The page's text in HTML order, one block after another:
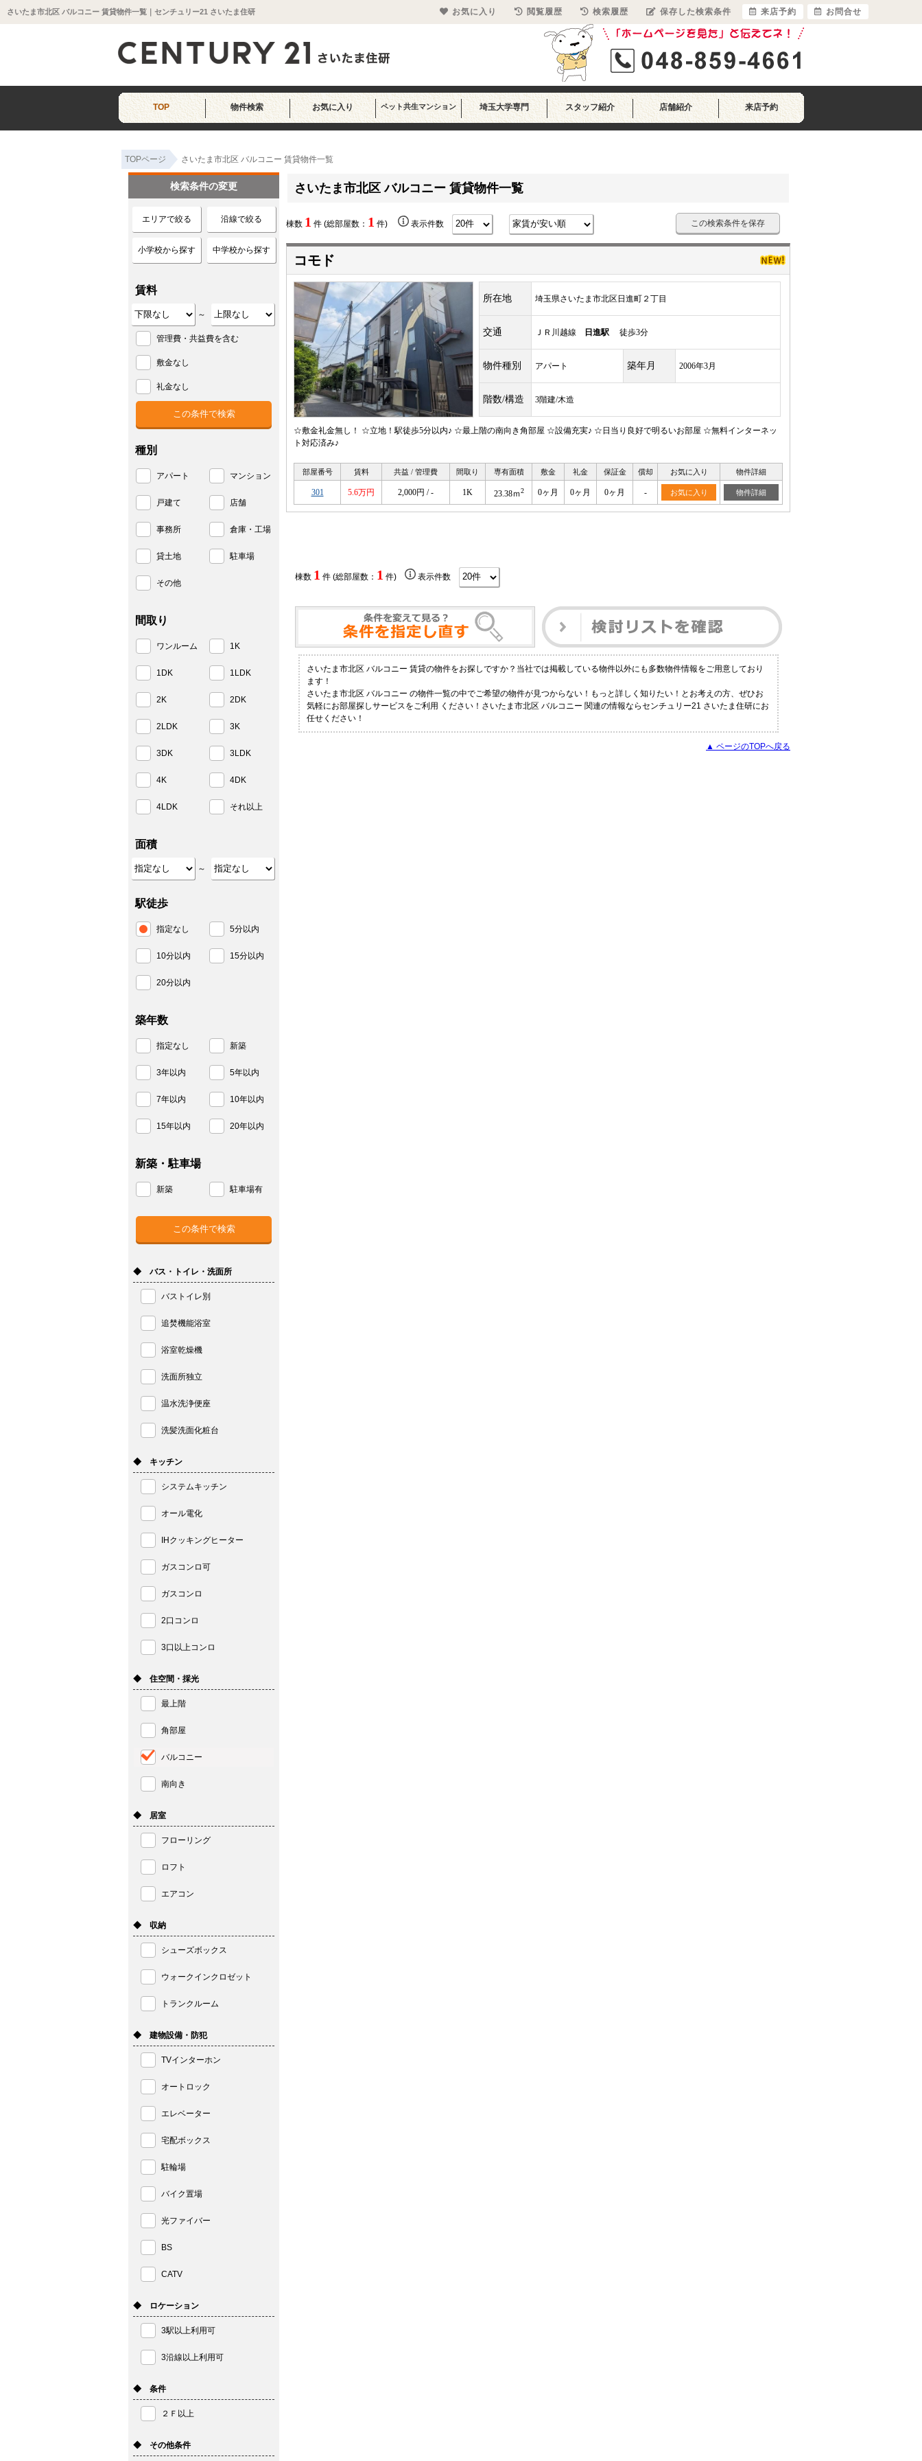
さいたま市北区 バルコニー 賃貸物件一覧｜センチュリー21 さいたま住研
TOP 物件検索 お気に入り ペット共生マンション 埼玉大学専門 スタッフ紹介 店舗紹介 来店予約
TOPページ さいたま市北区 バルコニー 賃貸物件一覧
さいたま市北区 バルコニー 賃貸物件一覧
棟数 1 件 (総部屋数： 1 件) 表示件数 この検索条件を保存
コモド
所在地 埼玉県さいたま市北区日進町２丁目
交通 ＪＲ川越線 日進駅 徒歩3分
物件種別 アパート 築年月 2006年3月
階数/構造 3階建/木造
☆敷金礼金無し！ ☆立地！駅徒歩5分以内♪ ☆最上階の南向き角部屋 ☆設備充実♪ ☆日当り良好で明るいお部屋 ☆無料インターネッ
ト対応済み♪
部屋番号 賃料 共益 / 管理費 間取り 専有面積 敷金 礼金 保証金 償却 お気に入り 物件詳細
301 5.6万円 2,000円 / - 1K 23.38ｍ2 0ヶ月 0ヶ月 0ヶ月 - お気に入り 物件詳細
棟数 1 件 (総部屋数： 1 件) 表示件数
さいたま市北区 バルコニー 賃貸の物件をお探しですか？当社では掲載している物件以外にも多数物件情報をご用意しており
ます！
さいたま市北区 バルコニー の物件一覧の中でご希望の物件が見つからない！もっと詳しく知りたい！とお考えの方、ぜひお
気軽にお部屋探しサービスをご利用 ください！さいたま市北区 バルコニー 関連の情報ならセンチュリー21 さいたま住研にお
任せください！
▲ ページのTOPへ戻る
検索条件の変更
エリアで絞る 沿線で絞る
小学校から探す 中学校から探す
賃料
～
管理費・共益費を含む
敷金なし
礼金なし
種別
アパート マンション
戸建て 店舗
事務所 倉庫・工場
貸土地 駐車場
その他
間取り
ワンルーム 1K
1DK 1LDK
2K 2DK
2LDK 3K
3DK 3LDK
4K 4DK
4LDK それ以上
面積
～
駅徒歩
指定なし 5分以内
10分以内 15分以内
20分以内
築年数
指定なし 新築
3年以内 5年以内
7年以内 10年以内
15年以内 20年以内
新築・駐車場
新築 駐車場有
◆ バス・トイレ・洗面所
バストイレ別
追焚機能浴室
浴室乾燥機
洗面所独立
温水洗浄便座
洗髪洗面化粧台
◆ キッチン
システムキッチン
オール電化
IHクッキングヒーター
ガスコンロ可
ガスコンロ
2口コンロ
3口以上コンロ
◆ 住空間・採光
最上階
角部屋
バルコニー
南向き
◆ 居室
フローリング
ロフト
エアコン
◆ 収納
シューズボックス
ウォークインクロゼット
トランクルーム
◆ 建物設備・防犯
TVインターホン
オートロック
エレベーター
宅配ボックス
駐輪場
バイク置場
光ファイバー
BS
CATV
◆ ロケーション
3駅以上利用可
3沿線以上利用可
◆ 条件
２Ｆ以上
◆ その他条件
お気に入り 閲覧履歴 検索履歴 保存した検索条件 来店予約 お問合せ